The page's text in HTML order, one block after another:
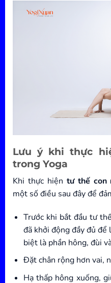
Lưu ý khi thực
trong Yoga
Khi thực hiện tư thế con
một số điều sau đây để
Trước khi bắt đầu tư
đã khởi động đầy đủ để
biệt là phần hông, đùi
Đặt chân rộng hơn vai,
Hạ thấp hông xuống,